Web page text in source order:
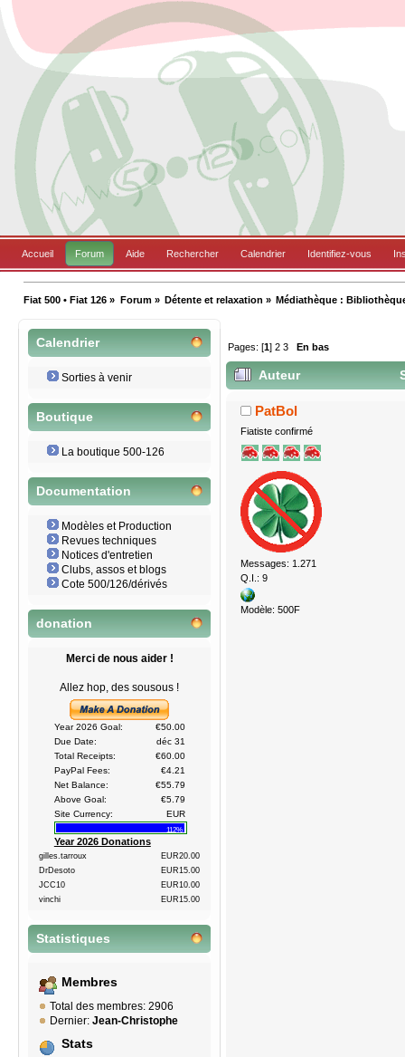
Accueil Forum Aide Rechercher Calendrier Identifiez-vous
Fiat 500 • Fiat 126 » Forum» Détente et relaxation » Médiathèque :
Calendrier
Sorties à venir
Boutique
La boutique 500-126
Documentation
Modèles et Production
Revues techniques
Notices d'entretien
Clubs, assos et blogs
Cote 500/126/dérivés
donation
Merci de nous aider !
Allez hop, des sousous !
Year 2026 Goal:
€50.00
Due Date:
déc 31
Total Receipts:
€60.00
PayPal Fees:
€4.21
Net Balance:
€55.79
Above Goal:
€5.79
Site Currency:
EUR
112%
Year 2026 Donations
gilles.tarroux
EUR20.00
DrDesoto
EUR15.00
JCC10
EUR10.00
vinchi
EUR15.00
Statistiques
Membres
Total des membres: 2906
Dernier: Jean-Christophe
Stats
Pages: [1]2 3 En bas
Auteur
PatBol
Fiatiste confirmé
Messages: 1.271
Q.I.: 9
Modèle: 500F